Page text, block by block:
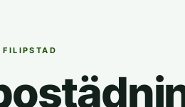
FILIPSTAD